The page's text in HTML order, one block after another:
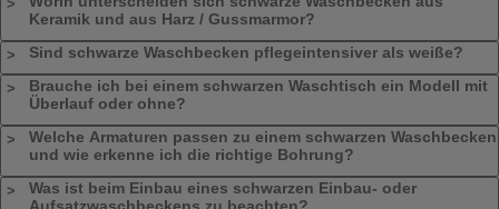
Keramik und aus Harz / Gussmarmor?
Sind schwarze Waschbecken pflegeintensiver als weiße?
Brauche ich bei einem schwarzen Waschtisch ein Modell mit
Überlauf oder ohne?
Welche Armaturen passen zu einem schwarzen Waschbecken
und wie erkenne ich die richtige Bohrung?
Was ist beim Einbau eines schwarzen Einbau- oder